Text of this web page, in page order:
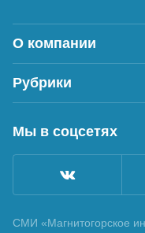
О компании
Рубрики
Мы в соцсетях
СМИ «Магнитогорское